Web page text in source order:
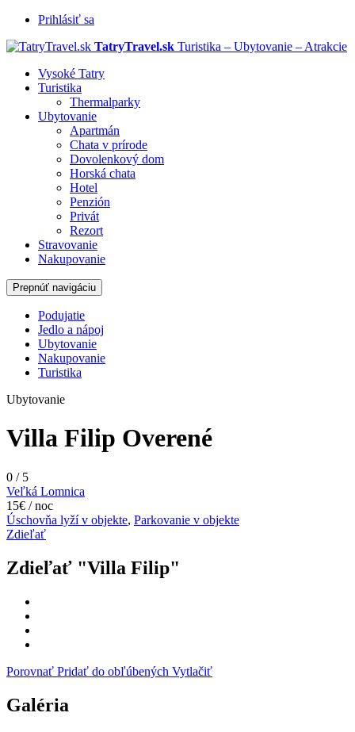
Prihlásiť sa
TatryTravel.sk Turistika – Ubytovanie – Atrakcie
Vysoké Tatry
Turistika
Thermalparky
Ubytovanie
Apartmán
Chata v prírode
Dovolenkový dom
Horská chata
Hotel
Penzión
Privát
Rezort
Stravovanie
Nakupovanie
Prepnúť navigáciu
Podujatie
Jedlo a nápoj
Ubytovanie
Nakupovanie
Turistika
Ubytovanie
Villa Filip Overené
0 /5
Veľká Lomnica
15€ / noc
Úschovňa lyží v objekte, Parkovanie v objekte
Zdieľať
Zdieľať "Villa Filip"
Porovnať Pridať do obľúbených Vytlačiť
Galéria